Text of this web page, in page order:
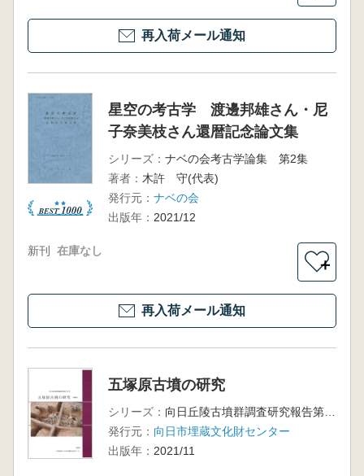
再入荷メール通知
星空の考古学 渡邊邦雄さん・尼
子奈美枝さん還暦記念論文集
シリーズ： ナベの会考古学論集 第2集
著者： 木許 守(代表)
発行元： ナベの会
出版年： 2021/12
新刊 在庫なし
＋
再入荷メール通知
五塚原古墳の研究
シリーズ：
向日丘陵古墳群調査研究報告第3冊
発行元： 向日市埋蔵文化財センター
出版年： 2021/11